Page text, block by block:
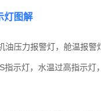
灯图解
压力报警灯，舱温报警
示灯，水温过高指示灯